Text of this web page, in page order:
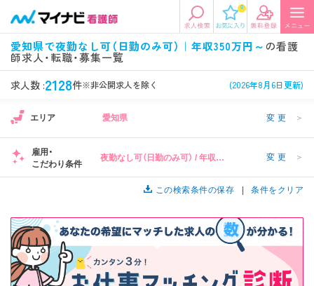
0
愛知県で夜勤なし可（日勤のみ可）｜年収350万円～の看護
師求人・転職・募集一覧
求人数 :2128件※非公開求人を除く (2026年8月6日更新)
エリアから探す
エリアから探す
関東
東海 関西
九州・沖縄
希望の求人条件を選択
条件項目の選択に戻る
資格
施設形態
病院、クリニック・診療所など
担当業務
病棟、外来など
美容外科、
循環器内科など
未経験歓迎、
土日祝休みなど
年収
年収500万円以上など 正社員、契約社員など
エリア 愛知県 変更 ＞
雇用・
こだわり条件
夜勤なし可（日勤のみ可） / 年収
変更 ＞
この検索条件の保存 条件をクリア